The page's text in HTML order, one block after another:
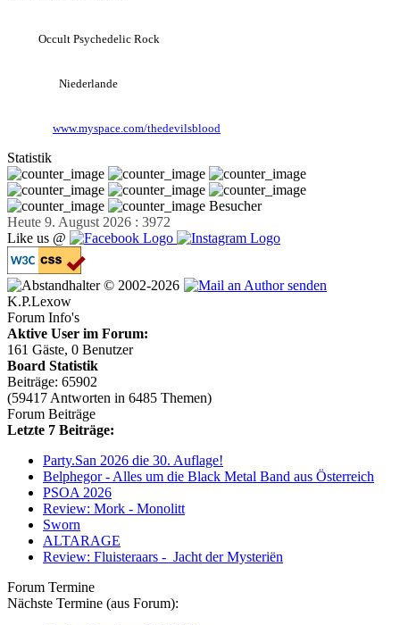
Occult Psychedelic Rock
Niederlande
www.myspace.com/thedevilsblood
Statistik
Besucher
Heute 9. August 2026 : 3972
Like us @
© 2002-2026
K.P.Lexow
Forum Info's
Aktive User im Forum:
161 Gäste, 0 Benutzer
Board Statistik
Beiträge: 65902
(59417 Antworten in 6485 Themen)
Forum Beiträge
Letzte 7 Beiträge:
Party.San 2026 die 30. Auflage!
Belphegor - Alles um die Black Metal Band aus Österreich
PSOA 2026
Review: Mork - Monolitt
Sworn
ALTARAGE
Review: Fluisteraars - Jacht der Mysteriën
Forum Termine
Nächste Termine (aus Forum):